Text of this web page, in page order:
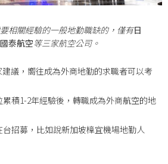
相關經驗的一般地勤職缺的，僅有日
泰航空等三家航空公司。
議，嚮往成為外商地勤的求職者可以考
積1-2年經驗後，轉職成為外商航空的地
招募，比如說新加坡樟宜機場地勤人